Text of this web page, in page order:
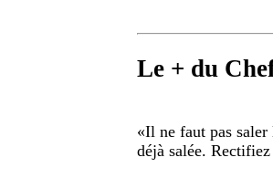
Le + du
«Il ne faut pas
déjà salée.